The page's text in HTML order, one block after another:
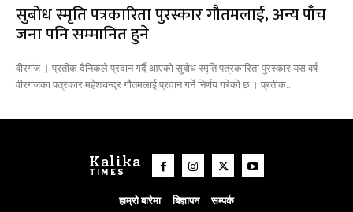
सुबोध स्मृति पत्रकारिता पुरस्कार गौतमलाई, अन्य पाँच
जना पनि सम्मानित हुने
वीरगंज । प्रतीक दैनिकले प्रदान गर्दै आएको सुबोध स्मृति पत्रकारिता पुरस्कार यस वर्ष
वीरगंजका पत्रकार महेशचन्द्र गौतमलाई प्रदान गर्ने निर्णय गरेको छ । प्रतीक...
Kalika
TIMES
हाम्रो बारेमा बिज्ञापन सम्पर्क